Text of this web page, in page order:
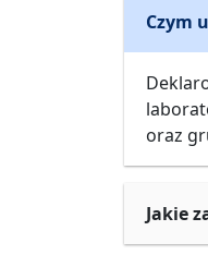
Czym
oraz
Jakie